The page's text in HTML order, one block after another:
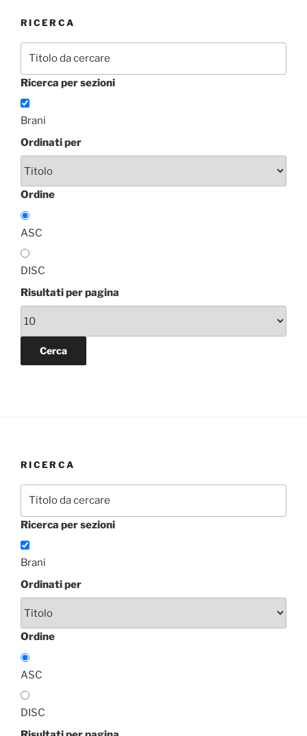
RICERCA
Ricerca per sezioni
Brani
Ordinati per
Ordine
ASC
DISC
Risultati per pagina
RICERCA
Ricerca per sezioni
Brani
Ordinati per
Ordine
ASC
DISC